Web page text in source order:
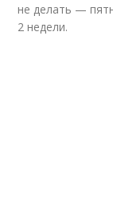
не делать —
2 недели.